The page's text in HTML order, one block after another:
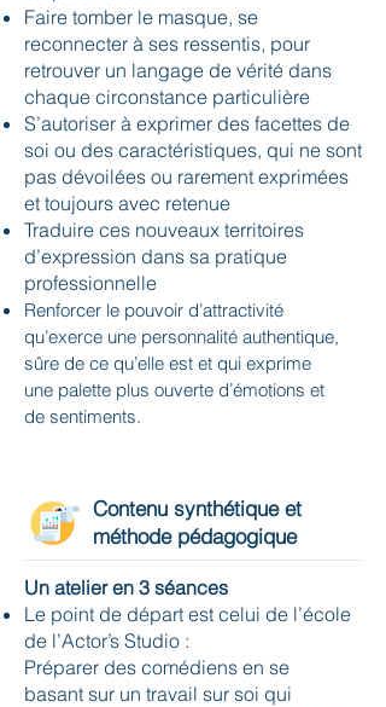
Faire tomber le masque, se
reconnecter à ses ressentis, pour
retrouver un langage de vérité dans
chaque circonstance particulière
S’autoriser à exprimer des facettes de
soi ou des caractéristiques, qui ne sont
pas dévoilées ou rarement exprimées
et toujours avec retenue
Traduire ces nouveaux territoires
d’expression dans sa pratique
professionnelle
Renforcer le pouvoir d’attractivité
qu’exerce une personnalité authentique,
sûre de ce qu’elle est et qui exprime
une palette plus ouverte d’émotions et
de sentiments.
Contenu synthétique et
méthode pédagogique
Un atelier en 3 séances
Le point de départ est celui de l’école
de l’Actor’s Studio :
Préparer des comédiens en se
basant sur un travail sur soi qui